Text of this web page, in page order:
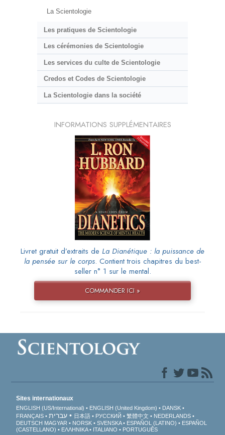
La Scientologie
Les pratiques de Scientologie
Les cérémonies de Scientologie
Les services du culte de Scientologie
Credos et Codes de Scientologie
La Scientologie dans la société
INFORMATIONS SUPPLÉMENTAIRES
Livret gratuit d’extraits de La Dianétique : la puissance de
la pensée sur le corps. Contient trois chapitres du best-
seller n° 1 sur le mental.
COMMANDER ICI »
Sites internationaux
ENGLISH (US/International) ENGLISH (United Kingdom)
DANSK
FRANÇAIS
עברית 日本語 РУССКИЙ 繁體中文
NEDERLANDS
DEUTSCH MAGYAR NORSK SVENSKA ESPAÑOL (LATINO)
ESPAÑOL
(CASTELLANO)
ΕΛΛΗΝΙΚA ITALIANO PORTUGUÊS